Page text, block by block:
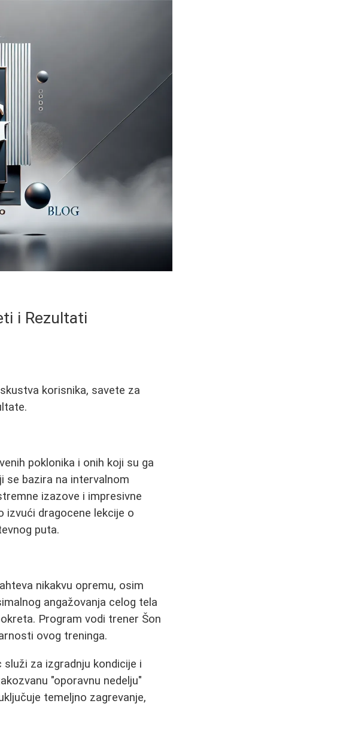
i Rezultati
korisnika, savete za
poklonika i onih koji su ga
se bazira na intervalnom
izazove i impresivne
izvući dragocene lekcije o
puta.
nikakvu opremu, osim
angažovanja celog tela
Program vodi trener Šon
ovog treninga.
za izgradnju kondicije i
"oporavnu nedelju"
temeljno zagrevanje,